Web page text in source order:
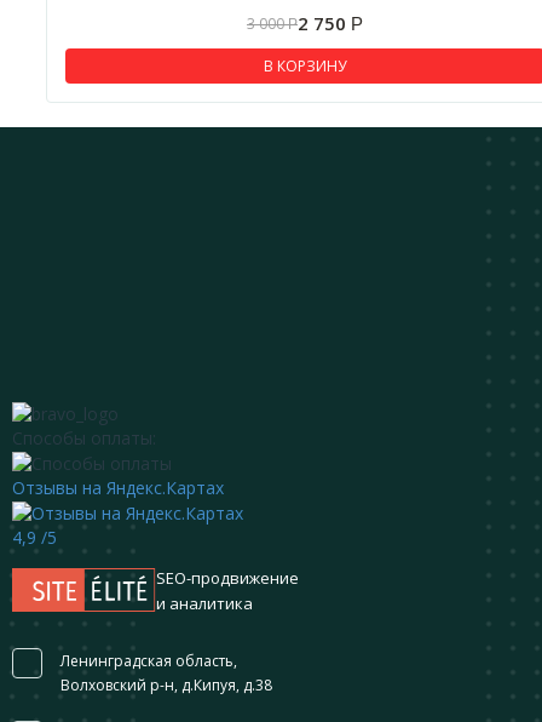
3 000Р2 750 Р
В КОРЗИНУ
Способы оплаты:
Отзывы на Яндекс.Картах
4,9 /5
SEO-продвижение
и аналитика
Ленинградская область,
Волховский р-н, д.Кипуя, д.38